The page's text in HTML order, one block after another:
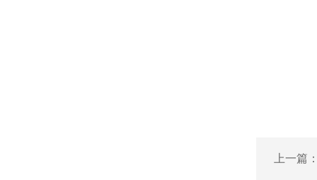
上一篇